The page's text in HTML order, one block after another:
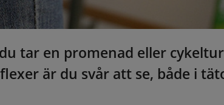
tar en promenad eller
är du svår att se, både i